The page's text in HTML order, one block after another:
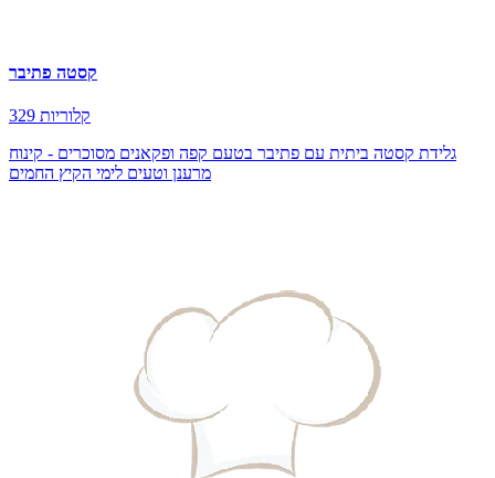
קסטה פתיבר
329 קלוריות
גלידת קסטה ביתית עם פתיבר בטעם קפה ופקאנים מסוכרים - קינוח
מרענן וטעים לימי הקיץ החמים